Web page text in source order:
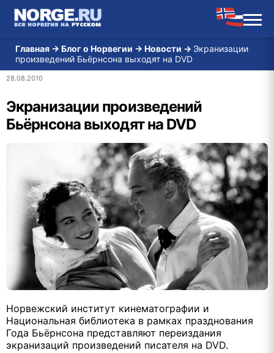
Главная → Блог о Норвегии → Новости → Экранизации
произведений Бьёрнсона выходят на DVD
28.08.2010
Экранизации произведений
Бьёрнсона выходят на DVD
Норвежский институт кинематографии и
Национальная библиотека в рамках празднования
Года Бьёрнсона представляют переиздания
экранизаций произведений писателя на DVD.